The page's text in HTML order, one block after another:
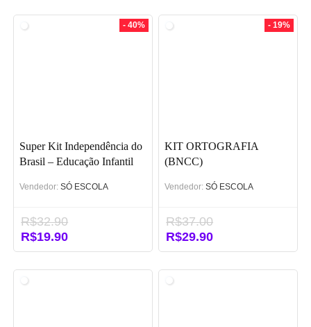
- 40%
Super Kit Independência do
Brasil – Educação Infantil
Vendedor: SÓ ESCOLA
R$32.90
O
preço
R$19.90O
preço
- 19%
KIT ORTOGRAFIA
(BNCC)
Vendedor: SÓ ESCOLA
R$37.00
O
preço
R$29.90O
preço